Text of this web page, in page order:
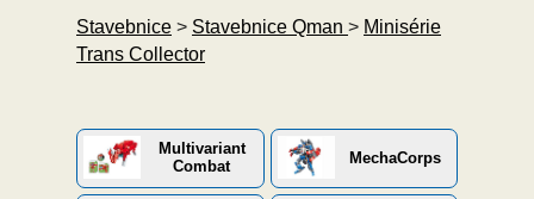
Stavebnice > Stavebnice Qman > Minisérie
Trans Collector
Multivariant
Combat
MechaCorps